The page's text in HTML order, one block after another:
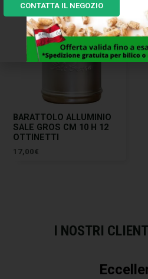
BARATTOLO ALLUMINIO
SALE GROS CM 10 H 12
OTTINETTI
17,00€
I NOSTRI
CONTATTA IL NEGOZIO